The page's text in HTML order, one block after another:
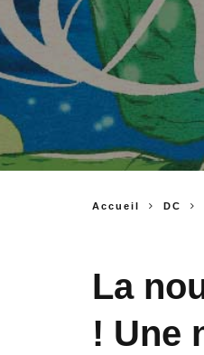
Accueil DC
La
! Une